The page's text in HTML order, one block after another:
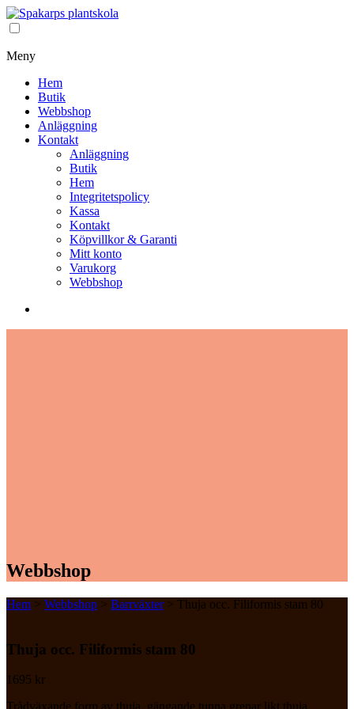
Meny
Hem
Butik
Webbshop
Anläggning
Kontakt
Anläggning
Butik
Hem
Integritetspolicy
Kassa
Kontakt
Köpvillkor & Garanti
Mitt konto
Varukorg
Webbshop
Webbshop
Hem > Webbshop > Barrväxter> Thuja occ. Filiformis stam 80
Thuja occ. Filiformis stam 80
1695 kr